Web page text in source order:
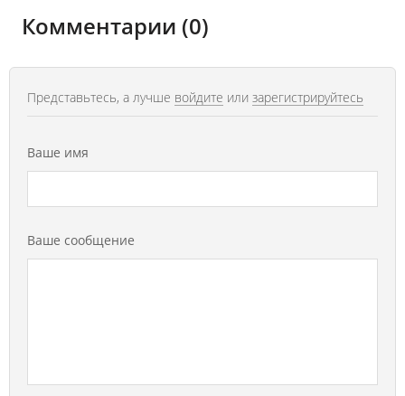
Комментарии (0)
Представьтесь, а лучше войдите или зарегистрируйтесь
Ваше имя
Ваше сообщение